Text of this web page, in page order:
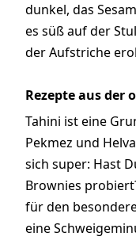
dunkel, das
es süß auf der
der Aufstriche
Rezepte aus der
Tahini ist eine
Pekmez und
sich super: Hast
Brownies
für den
eine